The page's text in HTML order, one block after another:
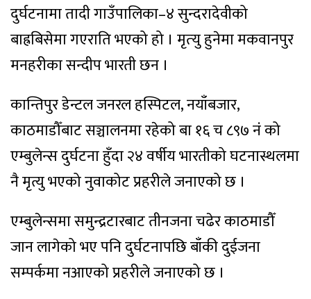
दुर्घटनामा तादी गाउँपालिका–४ सुन्दरादेवीको
बाह्रबिसेमा गएराति भएको हो । मृत्‍यु हुनेमा मकवानपुर
मनहरीका सन्दीप भारती छन ।
कान्तिपुर डेन्टल जनरल हस्पिटल, नयाँबजार,
काठमाडौँबाट सञ्चालनमा रहेको बा १६ च ८९७ नंं को
एम्बुलेन्स दुर्घटना हुँदा २४ वर्षीय भारतीको घटनास्थलमा
नै मृत्यु भएको नुवाकोट प्रहरीले जनाएको छ ।
एम्बुलेन्समा समुन्द्रटारबाट तीनजना चढेर काठमाडौँ
जान लागेको भए पनि दुर्घटनापछि बाँकी दुईजना
सम्पर्कमा नआएको प्रहरीले जनाएको छ ।